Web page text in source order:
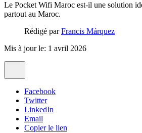
Le Pocket Wifi Maroc est-il une solution
partout au Maroc.
Rédigé parFrancis Márquez
Mis à jour le: 1 avril 2026
Facebook
Twitter
LinkedIn
Email
Copier le lien